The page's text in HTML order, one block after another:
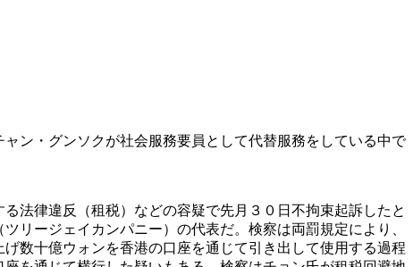
ン・グンソクが社会服務要員として代替服務をしている中で
法律違反（租税）などの容疑で先月３０日不拘束起訴したと
ージェイカンパニー）の代表だ。検察は両罰規定により、
数十億ウォンを香港の口座を通じて引き出して使用する過程